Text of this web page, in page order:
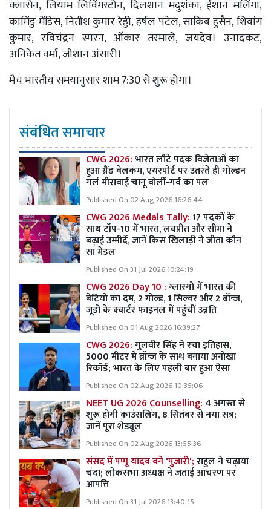
क्लासेन, लियाम लिविंगस्टोन, दिलशान मदुशंका, ईशान मलिंगा,
कामिंडु मेंडिस, नितीश कुमार रेड्डी, हर्षल पटेल, साकिब हुसैन, शिवांग
कुमार, रविचंद्रन स्मरन, ओंकार तरमाले, जयदेव। उनादकट,
अनिकेत वर्मा, जीशान अंसारी।
मैच भारतीय समयानुसार शाम 7:30 से शुरू होगा।
संबंधित समाचार
CWG 2026:भारत लौटे पदक विजेताओं का
हुआ ग्रैंड वेलकम, एयरपोर्ट पर उतरते ही गोल्डन
गर्ल मीराबाई चानू बोलीं-गर्व का पल
Published On 02 Aug 2026 16:26:44
CWG 2026 Medals Tally:17 पदकों के
साथ टॉप-10 में भारत, लवप्रीत और सीमा ने
बढ़ाई उम्मीदें, जानें किस खिलाड़ी ने जीता कौन
सा मेडल
Published On 31 Jul 2026 10:24:19
CWG 2026 Day 10 :ग्लास्गो में भारत की
बेटियों का दम, 2 गोल्ड, 1 सिल्वर और 2 ब्रॉन्ज,
जूडो के क्वार्टर फाइनल में पहुंचीं उन्नति
Published On 01 Aug 2026 16:39:27
CWG 2026:गुलवीर सिंह ने रचा इतिहास,
5000 मीटर में ब्रॉन्ज के साथ बनाया अनोखा
रिकॉर्ड; भारत के लिए पहली बार हुआ ऐसा
Published On 02 Aug 2026 10:35:06
NEET UG 2026 Counselling: 4 अगस्त से
शुरू होगी काउंसलिंग, 8 सितंबर से नया सत्र;
जानें पूरा शेड्यूल
Published On 02 Aug 2026 13:55:36
संसद में पप्पू यादव बने 'पुजारी';राहुल ने चढ़ाया
चंदा; लोकसभा अध्यक्ष ने जताई आचरण पर
आपत्ति
Published On 31 Jul 2026 13:40:15